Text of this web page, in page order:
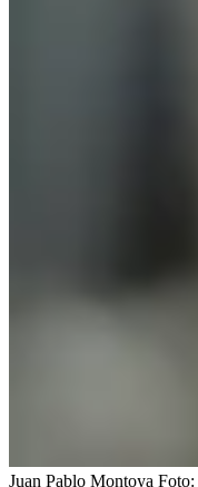
Juan Pablo Montoya Foto: